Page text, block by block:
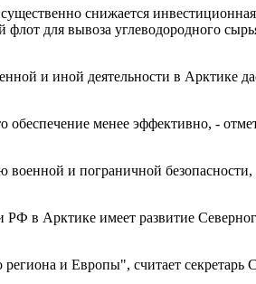
снижается
для вывоза углеводородного
и иной деятельности в Арктике
менее эффективно, -
военной и пограничной
в Арктике имеет развитие
и Европы", считает секретарь